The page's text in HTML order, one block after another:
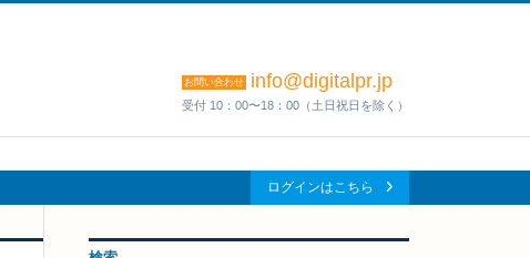
お問い合わせ info@digitalpr.jp
受付 10：00〜18：00（土日祝日を除く）
ログインはこちら